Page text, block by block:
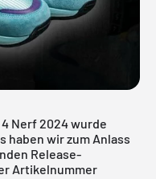
4 Nerf 2024 wurde
wir zum Anlass
Release-
Artikelnummer